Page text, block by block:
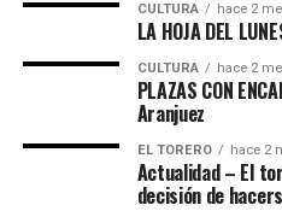
CULTURA hace 2
LA HOJA DEL
CULTURA hace 2
PLAZAS CON
Aranjuez
EL TORERO hace 2
Actualidad – El
decisión de